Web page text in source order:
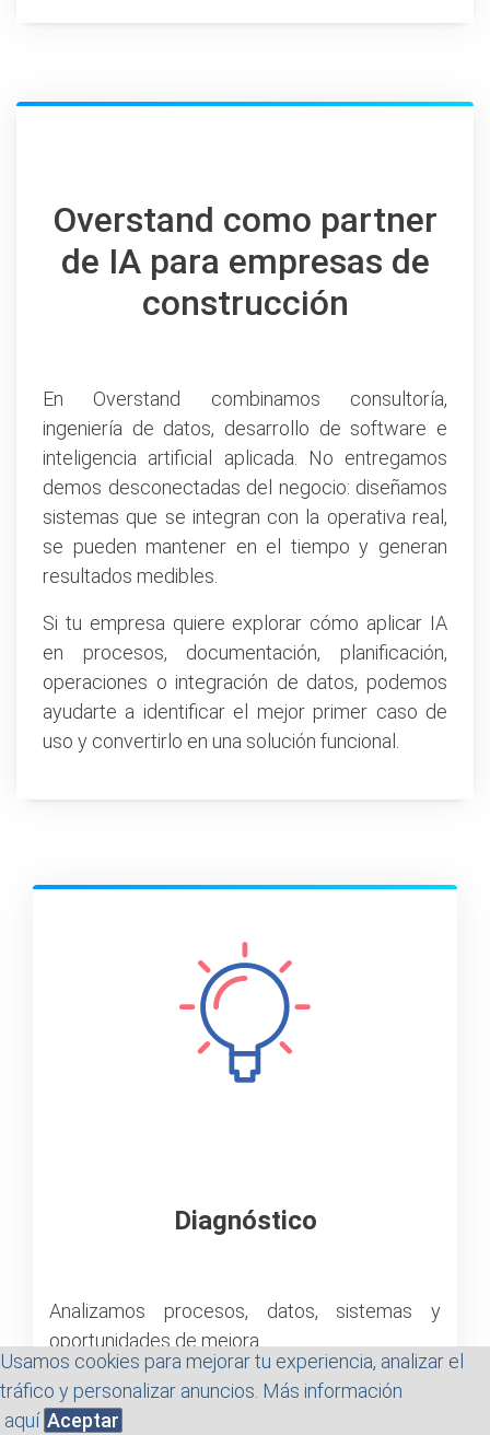
Usamos cookies para mejorar tu experiencia, analizar el
tráfico y personalizar anuncios. Más información
aquí Aceptar
Overstand como partner
de IA para empresas de
construcción
En Overstand combinamos consultoría,
ingeniería de datos, desarrollo de software e
inteligencia artificial aplicada. No entregamos
demos desconectadas del negocio: diseñamos
sistemas que se integran con la operativa real,
se pueden mantener en el tiempo y generan
resultados medibles.
Si tu empresa quiere explorar cómo aplicar IA
en procesos, documentación, planificación,
operaciones o integración de datos, podemos
ayudarte a identificar el mejor primer caso de
uso y convertirlo en una solución funcional.
Diagnóstico
Analizamos procesos, datos, sistemas y
oportunidades de mejora.